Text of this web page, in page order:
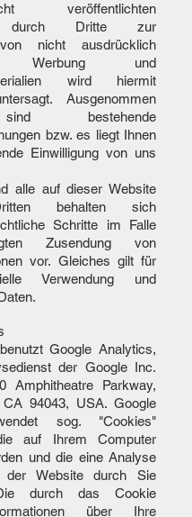
veröffentlichten
durch Dritte zur
nicht ausdrücklich
Werbung und
wird hiermit
Ausgenommen
bestehende
bzw. es liegt Ihnen
Einwilligung von uns
alle auf dieser Website
behalten sich
Schritte im Falle
Zusendung von
vor. Gleiches gilt für
Verwendung und
Google Analytics,
der Google Inc.
Amphitheatre Parkway,
CA 94043, USA. Google
sog. "Cookies"
auf Ihrem Computer
und die eine Analyse
der Website durch Sie
durch das Cookie
über Ihre